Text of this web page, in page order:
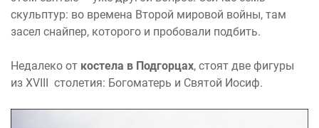
скульптур: во времена Второй мировой войны, там
засел снайпер, которого и пробовали подбить.
Недалеко от костела в Подгорцах, стоят две фигуры
из XVIII столетия: Богоматерь и Святой Иосиф.